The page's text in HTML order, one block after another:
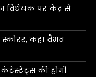
विधेयक पर केंद्र से
कहा वैभव
कंटेस्टेंट्स की होगी